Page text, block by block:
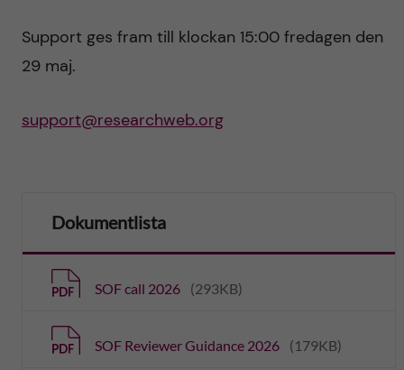
Support ges fram till klockan 15:00 fredagen den
29 maj.
support@researchweb.org
Dokumentlista
SOF call 2026 (293KB)
SOF Reviewer Guidance 2026 (179KB)